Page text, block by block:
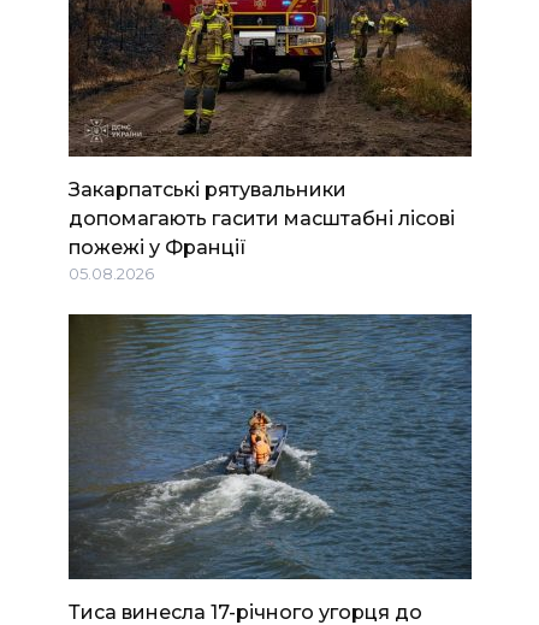
Закарпатські рятувальники
допомагають гасити масштабні лісові
пожежі у Франції
05.08.2026
Тиса винесла 17-річного угорця до